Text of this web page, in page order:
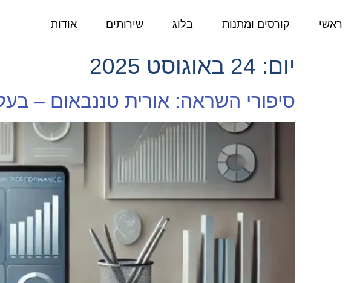
ראשי קורסים ומתנות בלוג שירותים אודות
יום: 24 באוגוסט 2025
סיפורי השראה: אורית טננבאום –